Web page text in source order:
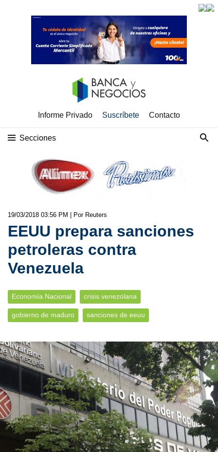
Informe Privado Suscríbete Contacto
Secciones
19/03/2018 03:56 PM | Por Reuters
EEUU prepara sanciones
petroleras contra
Venezuela
Economía Nacional crisis venezolana
gobierno de maduro sanciones de eeuu